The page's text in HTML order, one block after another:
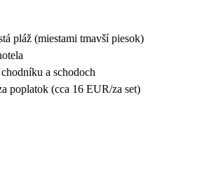
pláž (miestami tmavší piesok)
a schodoch
poplatok (cca 16 EUR/za set)